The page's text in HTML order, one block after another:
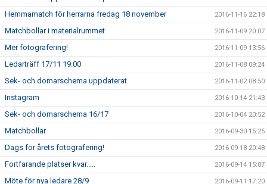
Hemmamatch för herrarna fredag 18 november 2016-11-16 22:18
Matchbollar i materialrummet 2016-11-09 20:07
Mer fotografering! 2016-11-09 13:56
Ledarträff 17/11 19.00 2016-11-08 09:24
Sek- och domarschema uppdaterat 2016-11-02 08:50
Instagram 2016-10-14 21:43
Sek- och domarschema 16/17 2016-10-04 20:52
Matchbollar 2016-09-30 15:25
Dags för årets fotografering! 2016-09-18 20:48
Fortfarande platser kvar..... 2016-09-14 15:07
Möte för nya ledare 28/9 2016-09-11 17:20